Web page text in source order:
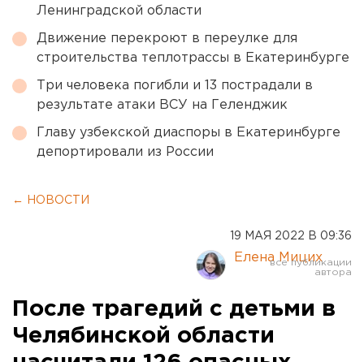
Ленинградской области
Движение перекроют в переулке для
строительства теплотрассы в Екатеринбурге
Три человека погибли и 13 пострадали в
результате атаки ВСУ на Геленджик
Главу узбекской диаспоры в Екатеринбурге
депортировали из России
← НОВОСТИ
19 МАЯ 2022 В 09:36
Елена Мицих
После трагедий с детьми в
Челябинской области